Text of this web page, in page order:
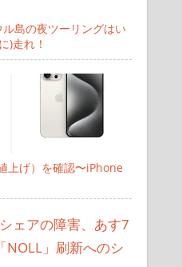
ル島の夜ツーリングはい
)走れ！
上げ）を確認〜iPhone